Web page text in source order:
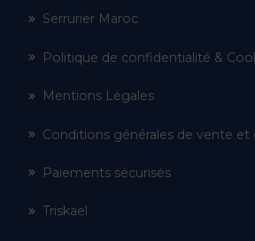
Serrurier Maroc
Politique de confidentialité &
Mentions Légales
Conditions générales de vente et
Paiements sécurisés
Triskael